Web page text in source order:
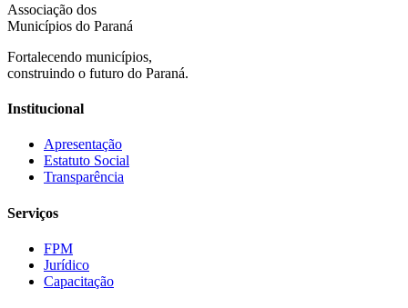
Associação dos
Municípios do Paraná
Fortalecendo municípios,
construindo o futuro do Paraná.
Institucional
Apresentação
Estatuto Social
Transparência
Serviços
FPM
Jurídico
Capacitação